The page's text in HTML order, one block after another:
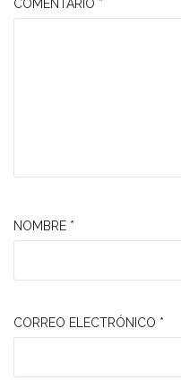
COMENTARIO *
NOMBRE *
CORREO ELECTRÓNICO *